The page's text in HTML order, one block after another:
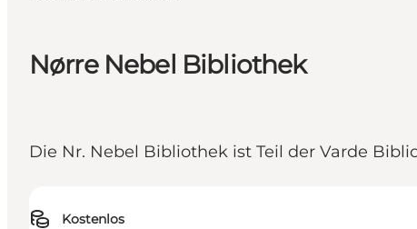
Nørre Nebel Bibliothek
Die Nr. Nebel Bibliothek ist Teil der Varde
Kostenlos